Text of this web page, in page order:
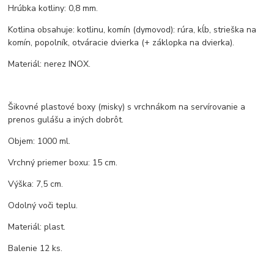
Hrúbka kotliny: 0,8 mm.
Kotlina obsahuje: kotlinu, komín (dymovod): rúra, kĺb, strieška na
komín, popolník, otváracie dvierka (+ záklopka na dvierka).
Materiál: nerez INOX.
Šikovné plastové boxy (misky) s vrchnákom na servírovanie a
prenos gulášu a iných dobrôt.
Objem: 1000 ml.
Vrchný priemer boxu: 15 cm.
Výška: 7,5 cm.
Odolný voči teplu.
Materiál: plast.
Balenie 12 ks.